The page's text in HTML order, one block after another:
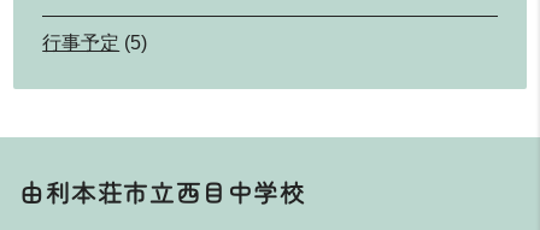
行事予定 (5)
由利本荘市立西目中学校